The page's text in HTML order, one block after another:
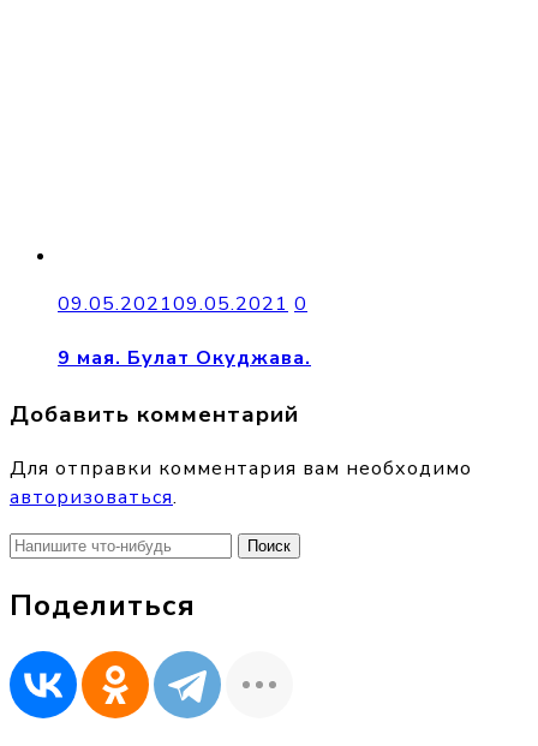
09.05.202109.05.2021 0
9 мая. Булат Окуджава.
Добавить комментарий
Для отправки комментария вам необходимо
авторизоваться.
Найти:
Поделиться